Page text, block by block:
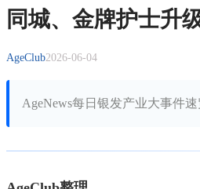
同城、金牌护士升
AgeClub2026-06-04
AgeNews每日银发产业大事件速